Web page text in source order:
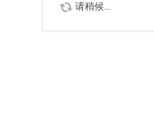
请稍候...